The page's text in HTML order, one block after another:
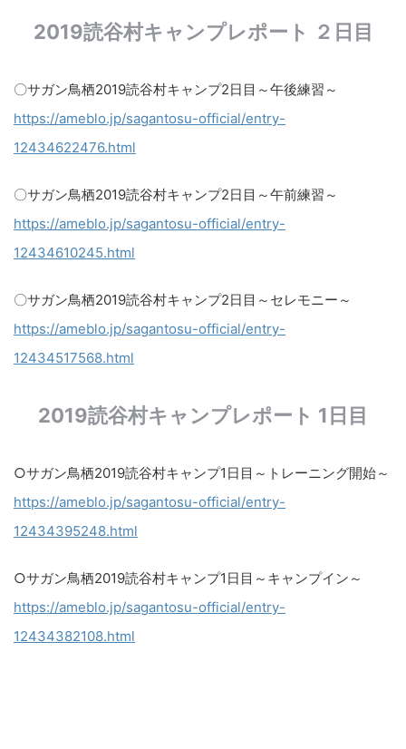
2019読谷村キャンプレポート ２日目
〇サガン鳥栖2019読谷村キャンプ2日目～午後練習～
https://ameblo.jp/sagantosu-official/entry-
12434622476.html
〇サガン鳥栖2019読谷村キャンプ2日目～午前練習～​
https://ameblo.jp/sagantosu-official/entry-
12434610245.html​
〇サガン鳥栖2019読谷村キャンプ2日目～セレモニー～
https://ameblo.jp/sagantosu-official/entry-
12434517568.html
2019読谷村キャンプレポート 1日目
○サガン鳥栖2019読谷村キャンプ1日目～トレーニング開始～
https://ameblo.jp/sagantosu-official/entry-
12434395248.html
○サガン鳥栖2019読谷村キャンプ1日目～キャンプイン～
https://ameblo.jp/sagantosu-official/entry-
12434382108.html